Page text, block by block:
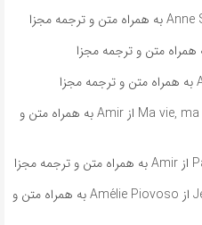
آهنگ فرانسوی Ma vie, ma ville, mon monde از Amir به همراه متن و
آهنگ فرانسوی Je serai ton ombre از Amélie Piovoso به همراه متن و